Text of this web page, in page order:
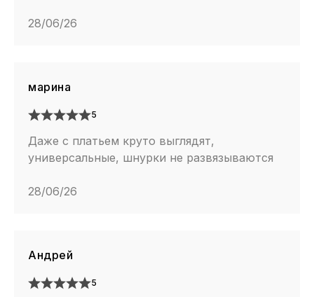
28/06/26
марина
5
Даже с платьем круто выглядят,
универсальные, шнурки не развязываются
28/06/26
Андрей
5